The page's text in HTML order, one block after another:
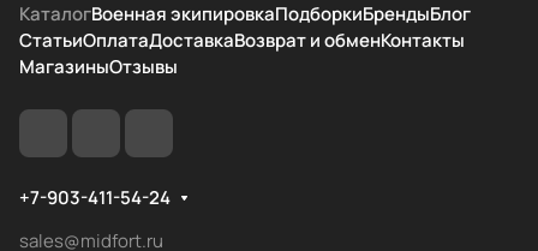
КаталогВоенная экипировкаПодборкиБрендыБлог
СтатьиОплатаДоставкаВозврат и обменКонтакты
МагазиныОтзывы
+7-903-411-54-24
sales@midfort.ru